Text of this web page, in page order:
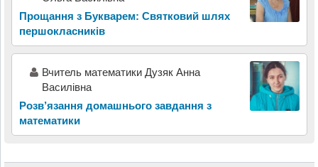
Прощання з Букварем: Святковий шлях
першокласників
Вчитель математики Дузяк Анна
Василівна
Розв’язання домашнього завдання з
математики